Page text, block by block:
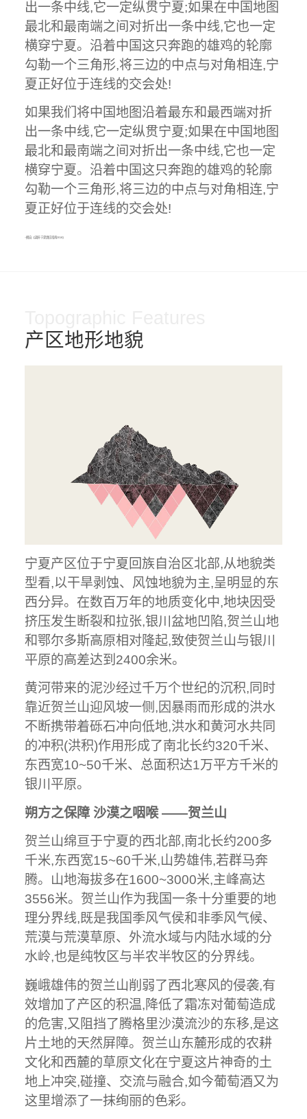
出一条中线,它一定纵贯宁夏;如果在中国地图
最北和最南端之间对折出一条中线,它也一定
横穿宁夏。沿着中国这只奔跑的雄鸡的轮廓
勾勒一个三角形,将三边的中点与对角相连,宁
夏正好位于连线的交会处!
如果我们将中国地图沿着最东和最西端对折
出一条中线,它一定纵贯宁夏;如果在中国地图
最北和最南端之间对折出一条中线,它也一定
横穿宁夏。沿着中国这只奔跑的雄鸡的轮廓
勾勒一个三角形,将三边的中点与对角相连,宁
夏正好位于连线的交会处!
--摘自《读醉·宁夏酒庄指南2018》
产区地形地貌
宁夏产区位于宁夏回族自治区北部,从地貌类
型看,以干旱剥蚀、风蚀地貌为主,呈明显的东
西分异。在数百万年的地质变化中,地块因受
挤压发生断裂和拉张,银川盆地凹陷,贺兰山地
和鄂尔多斯高原相对隆起,致使贺兰山与银川
平原的高差达到2400余米。
黄河带来的泥沙经过千万个世纪的沉积,同时
靠近贺兰山迎风坡一侧,因暴雨而形成的洪水
不断携带着砾石冲向低地,洪水和黄河水共同
的冲积(洪积)作用形成了南北长约320千米、
东西宽10~50千米、总面积达1万平方千米的
银川平原。
朔方之保障 沙漠之咽喉 ——贺兰山
贺兰山绵亘于宁夏的西北部,南北长约200多
千米,东西宽15~60千米,山势雄伟,若群马奔
腾。山地海拔多在1600~3000米,主峰高达
3556米。贺兰山作为我国一条十分重要的地
理分界线,既是我国季风气侯和非季风气候、
荒漠与荒漠草原、外流水域与内陆水域的分
水岭,也是纯牧区与半农半牧区的分界线。
巍峨雄伟的贺兰山削弱了西北寒风的侵袭,有
效增加了产区的积温,降低了霜冻对葡萄造成
的危害,又阻挡了腾格里沙漠流沙的东移,是这
片土地的天然屏障。贺兰山东麓形成的农耕
文化和西麓的草原文化在宁夏这片神奇的土
地上冲突,碰撞、交流与融合,如今葡萄酒又为
这里增添了一抹绚丽的色彩。